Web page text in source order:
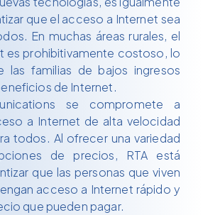
que el acceso a Internet sea
En muchas áreas rurales, el
es prohibitivamente costoso, lo
las familias de bajos ingresos
de Internet.
se compromete a
a Internet de alta velocidad
todos. Al ofrecer una variedad
de precios, RTA está
que las personas que viven
acceso a Internet rápido y
que pueden pagar.